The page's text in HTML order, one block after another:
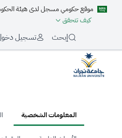
موقع حكومي مسجل لدى هيئة
كيف تتحقق
إبحث تسجيل
المعلومات الشخصية